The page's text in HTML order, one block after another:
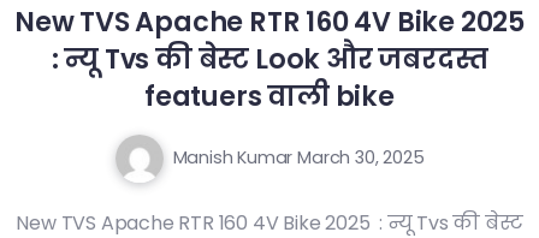
New TVS Apache RTR 160 4V Bike 2025
: न्यू Tvs की बेस्ट Look और जबरदस्त
featuers वाली bike
Manish Kumar March 30, 2025
New TVS Apache RTR 160 4V Bike 2025 : न्यू Tvs की बेस्ट